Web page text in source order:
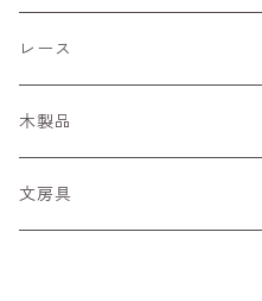
くーる
季節の糸
キラリボン
糸の切れはし
リボン
染め道具
マーカー
ペンダントホルダー
カードケース
レース
ちょうちょモチーフ
木製品
文房具